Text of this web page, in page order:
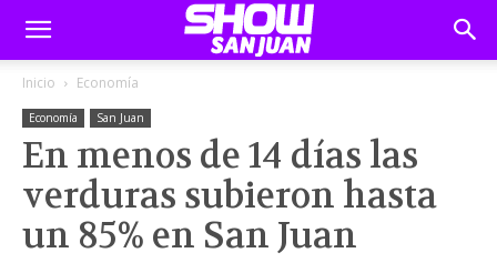
Inicio Economía
Economía San Juan
En menos de 14 días las
verduras subieron hasta
un 85% en San Juan